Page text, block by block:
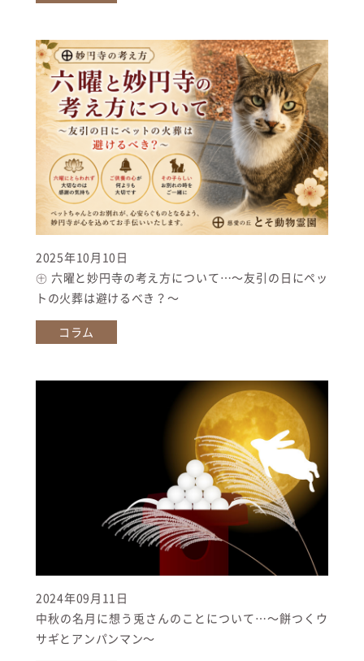
2025年10月10日
㊉ 六曜と妙円寺の考え方について…〜友引の日にペッ
トの火葬は避けるべき？〜
コラム
2024年09月11日
中秋の名月に想う兎さんのことについて…～餅つくウ
サギとアンパンマン～